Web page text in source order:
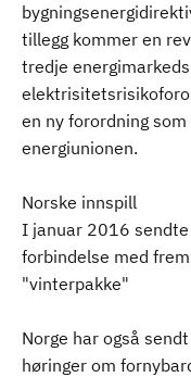
tillegg kommer en
tredje
en ny forordning
energiunionen.
Norske innspill
I januar 2016
forbindelse med
"vinterpakke"
Norge har også
høringer om